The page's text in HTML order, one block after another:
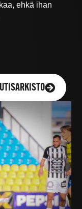
ehkä ihan